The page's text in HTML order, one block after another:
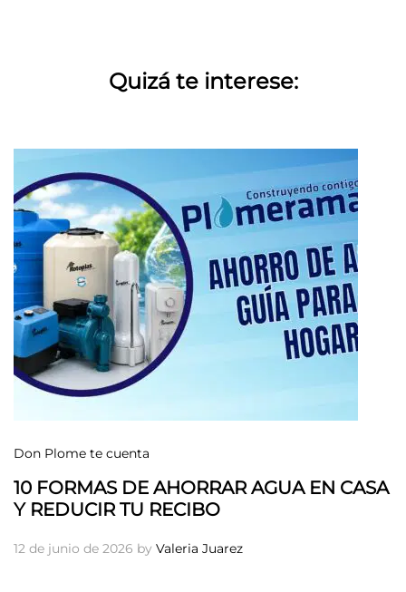
Quizá te interese:
Don Plome te cuenta
10 FORMAS DE AHORRAR AGUA EN CASA
Y REDUCIR TU RECIBO
12 de junio de 2026 by Valeria Juarez